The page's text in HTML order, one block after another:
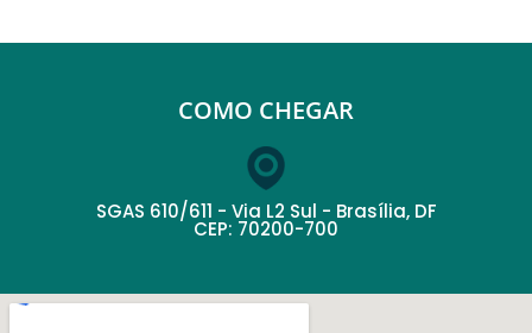
COMO CHEGAR
SGAS 610/611 - Via L2 Sul - Brasília, DF
CEP: 70200-700